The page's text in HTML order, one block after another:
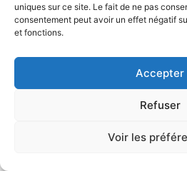
uniques sur ce site. Le fait de ne pas
consentement peut avoir un effet négatif
et fonctions.
Accepter
Refuser
Voir les